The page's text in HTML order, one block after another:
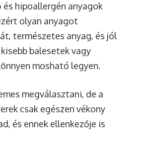
hipoallergén anyagok
olyan anyagot
természetes anyag, és jól
balesetek vagy
mosható legyen.
megválasztani, de a
csak egészen vékony
és ennek ellenkezője is